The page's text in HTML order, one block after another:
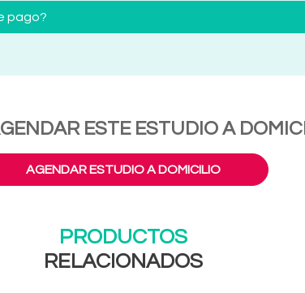
pago?
ESTE ESTUDIO A
AGENDAR ESTUDIO A DOMICILIO
PRODUCTOS
RELACIONADOS